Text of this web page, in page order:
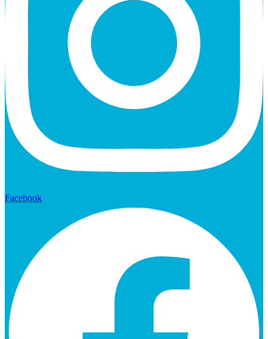
Facebook